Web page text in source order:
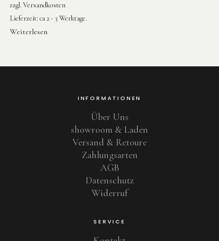
zzgl. Versandkosten
Lieferzeit: ca 2 - 3 Werktage.
Weiterlesen
INFORMATIONEN
Über Uns
showroom & Laden
Versand & Retoure
Zahlungsarten
AGB
Datenschutz
Widerruf
SERVICE